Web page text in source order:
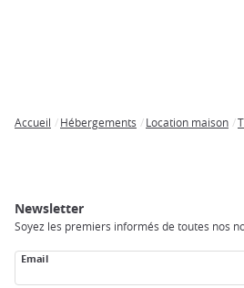
Accueil Hébergements Location maison
Newsletter
Soyez les premiers informés de toutes nos
Email